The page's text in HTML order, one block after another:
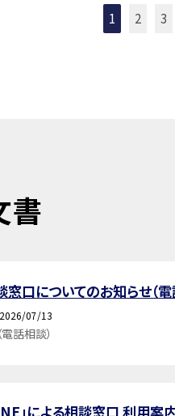
1 2 3
書
口についてのお知らせ（電
2026/07/13
話相談）
」による相談窓口 利用案